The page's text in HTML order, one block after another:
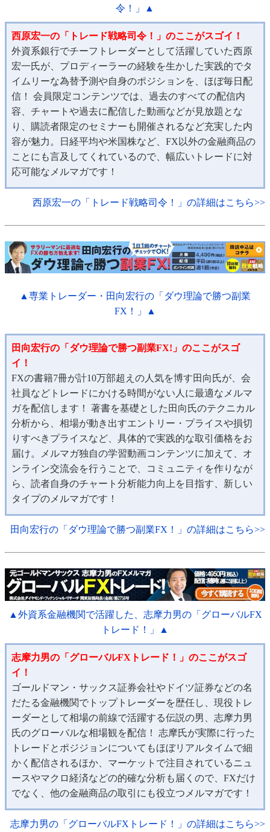
令！」▲
西原宏一の「トレード戦略司令！」のここがスゴイ！
外資系銀行でチーフトレーダーとして活躍していた西原
宏一氏が、プロディーラーの経験を生かした実践的でタ
イムリーな為替予測や自身のポジションを、ほぼ毎日配
信！ 会員限定コンテンツでは、過去のすべての配信内
容、チャートや過去に配信した動画などが見放題とな
り、購読者限定のセミナーも開催されるなど充実した内
容が魅力。日経平均や米国株など、FX以外の金融商品の
ことにも言及してくれているので、幅広いトレードに対
応可能なメルマガです！
西原宏一の「トレード戦略司令！」の詳細はこちら>>
▲専業トレーダー・田向宏行の「ダウ理論で勝つ副業
FX！」▲
田向宏行の「ダウ理論で勝つ副業FX!」のここがスゴ
イ！
FXの書籍7冊が計10万部超えの人気を博す田向氏が、会
社員などトレードにかける時間がない人に最適なメルマ
ガを配信します！ 著書を基礎とした田向氏のテクニカル
分析から、相場が動き出すエントリー・プライスや損切
りすべきプライスなど、具体的で実践的な取引価格をお
届け。メルマガ独自の学習動画コンテンツに加えて、オ
ンライン交流会を行うことで、コミュニティを作りなが
ら、読者自身のチャート分析能力向上を目指す、新しい
タイプのメルマガです！
田向宏行の「ダウ理論で勝つ副業FX！」の詳細はこちら>>
▲外資系金融機関で活躍した、志摩力男の「グローバルFX
トレード！」▲
志摩力男の「グローバルFXトレード！」のここがスゴ
イ！
ゴールドマン・サックス証券会社やドイツ証券などの名
だたる金融機関でトップトレーダーを歴任し、現役トレ
ーダーとして相場の前線で活躍する伝説の男、志摩力男
氏のグローバルな相場観を配信！ 志摩氏が実際に行った
トレードとポジジョンについてもほぼリアルタイムで細
かく配信されるほか、マーケットで注目されているニュ
ースやマクロ経済などの的確な分析も届くので、FXだけ
でなく、他の金融商品の取引にも役立つメルマガです！
志摩力男の「グローバルFXトレード！」の詳細はこちら>>